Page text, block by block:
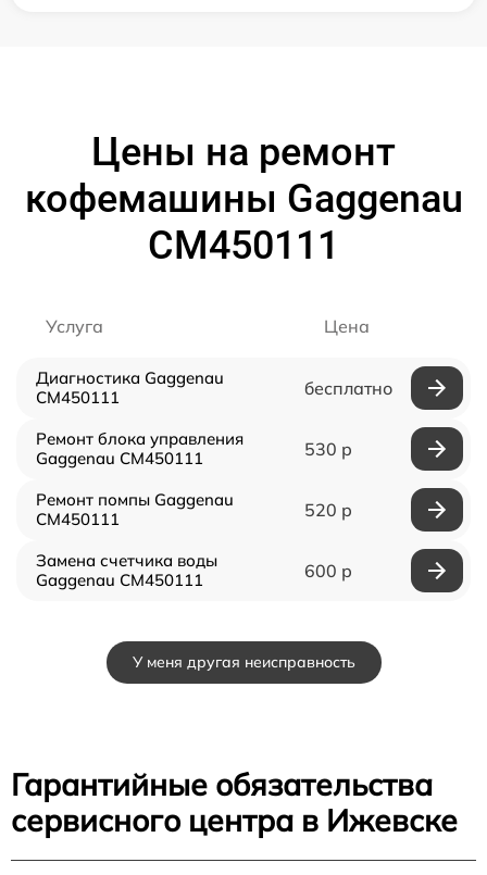
Цены на ремонт
кофемашины Gaggenau
CM450111
Услуга Цена
Диагностика Gaggenau
CM450111
бесплатно
Ремонт блока управления
Gaggenau CM450111
530 р
Ремонт помпы Gaggenau
CM450111
520 р
Замена счетчика воды
Gaggenau CM450111
600 р
У меня другая неисправность
Гарантийные обязательства
сервисного центра в Ижевске